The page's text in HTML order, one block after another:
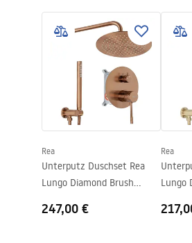
Auslauf Reichweite
Beschichtungstechnologie
Anschuss Durchmesser
Garantie
Faucets_-_5.pdf
Sicherheitsinformationen
Safety_Information_Faucets.pdf
Rea
Unterputz Duschset Rea
Lungo Diamond Brush
247,00 €
Rea
Lungo